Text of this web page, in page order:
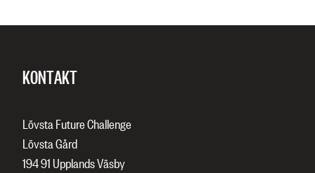
KONTAKT
Lövsta Future Challenge
Lövsta Gård
194 91 Upplands Väsby